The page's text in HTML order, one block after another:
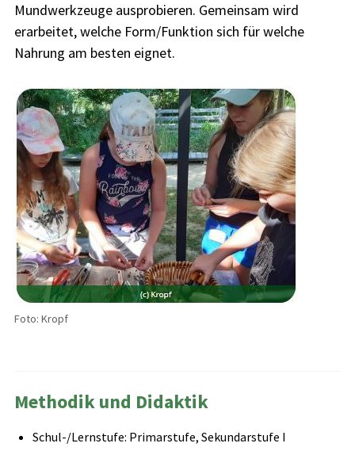
Mundwerkzeuge ausprobieren. Gemeinsam wird
erarbeitet, welche Form/Funktion sich für welche
Nahrung am besten eignet.
Foto: Kropf
Methodik und Didaktik
Schul-/Lernstufe: Primarstufe, Sekundarstufe I